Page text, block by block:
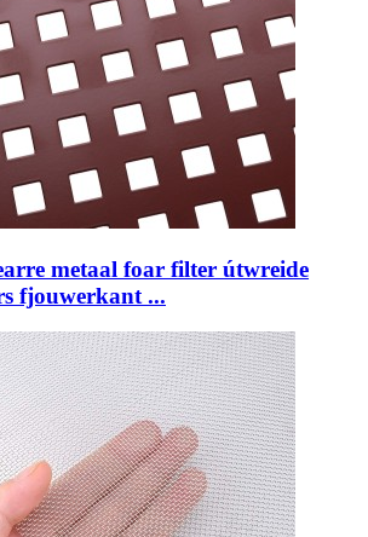
metaal foar filter útwreide
fjouwerkant ...